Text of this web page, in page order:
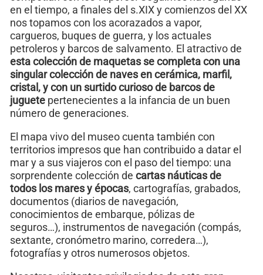
en el tiempo, a finales del s.XIX y comienzos del XX
nos topamos con los acorazados a vapor,
cargueros, buques de guerra, y los actuales
petroleros y barcos de salvamento. El atractivo de
esta colección de maquetas se completa con una
singular colección de naves en cerámica, marfil,
cristal, y con un surtido curioso de barcos de
juguete pertenecientes a la infancia de un buen
número de generaciones.
El mapa vivo del museo cuenta también con
territorios impresos que han contribuido a datar el
mar y a sus viajeros con el paso del tiempo: una
sorprendente colección de cartas náuticas de
todos los mares y épocas, cartografías, grabados,
documentos (diarios de navegación,
conocimientos de embarque, pólizas de
seguros…), instrumentos de navegación (compás,
sextante, cronómetro marino, corredera…),
fotografías y otros numerosos objetos.